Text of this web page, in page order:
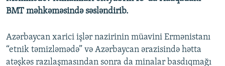
BMT məhkəməsində səsləndirib.
Azərbaycan xarici işlər nazirinin müavini Ermənistanı
“etnik təmizləmədə” və Azərbaycan ərazisində hətta
atəşkəs razılaşmasından sonra da minalar basdıqmağı